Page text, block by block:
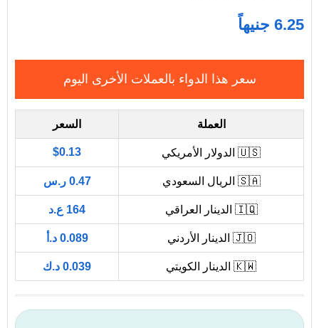
6.25 جنيهاً
سعر هذا الدواء بالعملات الأخرى اليوم
العملة السعر
🇺🇸 الدولار الأمريكي $0.13
🇸🇦 الريال السعودي 0.47 ر.س
🇮🇶 الدينار العراقي 164 ع.د
🇯🇴 الدينار الأردني 0.089 د.أ
🇰🇼 الدينار الكويتي 0.039 د.ك